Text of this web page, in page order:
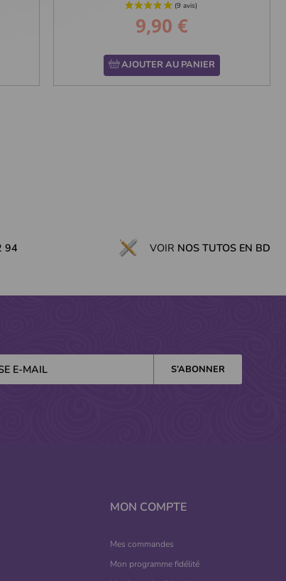
Prix
9,90 €
AJOUTER AU PANIER
94 VOIR NOS TUTOS EN BD
MON COMPTE
Mes commandes
Mon programme fidélité